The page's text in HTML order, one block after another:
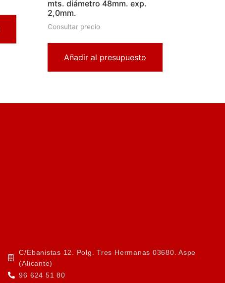
mts. diámetro 48mm. exp.
2,0mm.
Consultar precio
Añadir al presupuesto
C/Ebanistas 12. Polg. Tres Hermanas 03680. Aspe
(Alicante)
96 624 51 80